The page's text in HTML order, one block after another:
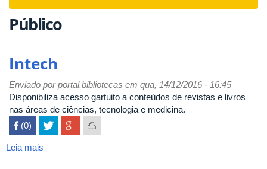
Público
Intech
Enviado porportal.bibliotecas em qua, 14/12/2016 - 16:45
Disponibiliza acesso gartuito a conteúdos de revistas e livros
nas áreas de ciências, tecnologia e medicina.
 (0)
Leia mais